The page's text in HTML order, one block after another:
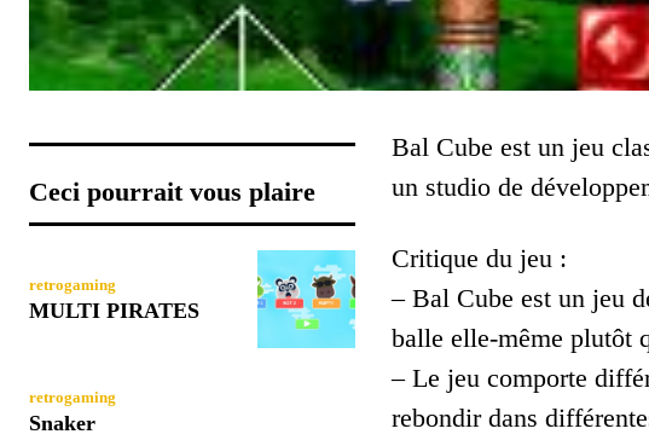
Ceci pourrait vous plaire
retrogaming
MULTI PIRATES
retrogaming
Snaker
Bal Cube est un jeu
un studio de
Critique du jeu :
– Bal Cube est un jeu
balle elle-même plutôt
– Le jeu comporte
rebondir dans